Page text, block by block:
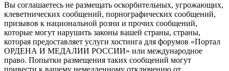
Вы соглашаетесь не размещать оскорбительных, угрожающих,
клеветнических сообщений, порнографических сообщений,
призывов к национальной розни и прочих сообщений,
которые могут нарушить законы вашей страны, страны,
которая предоставляет услуги хостинга для форумов «Портал
ОРДЕНА И МЕДАЛИИ РОССИИ» или международное
право. Попытки размещения таких сообщений могут